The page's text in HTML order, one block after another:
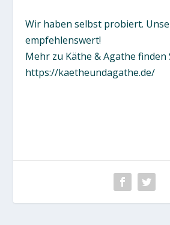
Wir haben selbst probiert.
empfehlenswert!
Mehr zu Käthe & Agathe finden
https://kaetheundagathe.de/